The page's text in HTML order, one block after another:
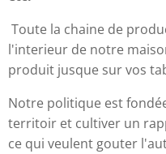
Toute la chaine de
l'interieur de notre
produit jusque sur vos
Notre politique est
territoir et cultiver un
ce qui veulent gouter